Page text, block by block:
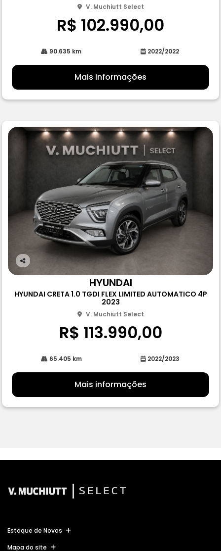
V. Muchiutt Select
R$ 102.990,00
90.635 km 2022/2022
Mais informações
Co
rtil
HYUNDAI
HYUNDAI CRETA 1.0 TGDI FLEX LIMITED AUTOMATICO 4P
2023
V. Muchiutt Select
R$ 113.990,00
65.405 km 2022/2023
Mais informações
Estoque de Novos
Mapa do site